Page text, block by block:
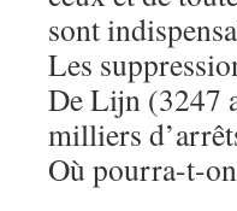
sont
Les
De Lijn (3247
milliers
Où pourra-t-